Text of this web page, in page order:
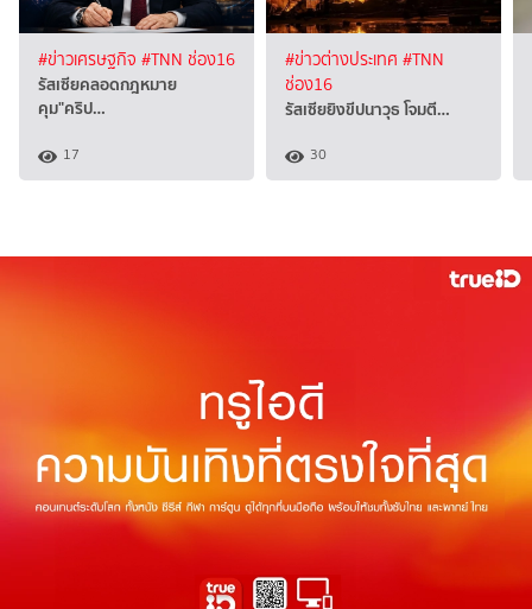
#ข่าวเศรษฐกิจ #TNN ช่อง16
รัสเซียคลอดกฎหมาย
คุม"คริป…
17
#ข่าวต่างประเทศ #TNN
ช่อง16
รัสเซียยิงขีปนาวุธ โจมตี…
30